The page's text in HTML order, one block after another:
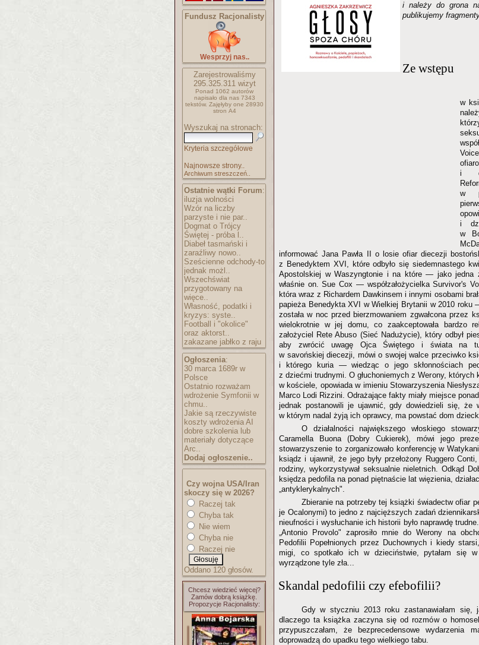
Fundusz Racjonalisty
Wesprzyj nas..
Zarejestrowaliśmy
295.325.311wizyt
Ponad 1062 autorów
napisało dla nas 7343
tekstów. Zajęłyby one 28930
stron A4
Wyszukaj na stronach:
Kryteria szczegółowe
Najnowsze strony..
Archiwum streszczeń..
Ostatnie wątki Forum:
iluzja wolności
Wzór na liczby
parzyste i nie par..
Dogmat o Trójcy
Świętej - próba l..
Diabeł tasmański i
zaraźliwy nowo..
Sześcienne odchody-to
jednak możl..
Wszechświat
przygotowany na
więce..
Własność, podatki i
kryzys: syste..
Football i "okolice"
oraz aktorst..
zakazane jabłko z raju
Ogłoszenia:
30 marca 1689r w
Polsce
Ostatnio rozważam
wdrożenie Symfonii w
chmu..
Jakie są rzeczywiste
koszty wdrożenia AI
dobre szkolenia lub
materiały dotyczące
Arc..
Dodaj ogłoszenie..
Czy wojna USA/Iran
skoczy się w 2026?
Raczej tak
Chyba tak
Nie wiem
Chyba nie
Raczej nie
Oddano 120 głosów.
Chcesz wiedzieć więcej?
Zamów dobrą książkę.
Propozycje Racjonalisty:
i należy do grona
publikujemy
Ze wstępu
w
i
w
i
w
informować Jana Pawła II o losie ofiar diecezji
z Benedyktem XVI, które odbyło się siedemnastego
Apostolskiej w Waszyngtonie i na które — jako jedna
właśnie on. Sue Cox — współzałożycielka Survivor's
która wraz z Richardem Dawkinsem i innymi osobami
papieża Benedykta XVI w Wielkiej Brytanii w 2010
została w noc przed bierzmowaniem zgwałcona przez
wielokrotnie w jej domu, co zaakceptowała bardzo
założyciel Rete Abuso (Sieć Nadużycie), który odbył
aby zwrócić uwagę Ojca Świętego i świata na
w savońskiej diecezji, mówi o swojej walce przeciwko
i którego kuria — wiedząc o jego skłonnościach
z dziećmi trudnymi. O głuchoniemych z Werony, których
w kościele, opowiada w imieniu Stowarzyszenia
Marco Lodi Rizzini. Odrażające fakty miały miejsce
jednak postanowili je ujawnić, gdy dowiedzieli się, że
w którym nadal żyją ich oprawcy, ma powstać dom
O działalności największego włoskiego
Caramella Buona (Dobry Cukierek), mówi jego
stowarzyszenie to zorganizowało konferencję w
ksiądz i ujawnił, że jego były przełożony Ruggero
rodziny, wykorzystywał seksualnie nieletnich. Odkąd
księdza pedofila na ponad piętnaście lat więzienia,
„antyklerykalnych".
Zbieranie na potrzeby tej książki świadectw ofiar
je Ocalonymi) to jedno z najcięższych zadań
nieufności i wysłuchanie ich historii było naprawdę
„Antonio Provolo" zaprosiło mnie do Werony na
Pedofilii Popełnionych przez Duchownych i kiedy
migi, co spotkało ich w dzieciństwie, pytałam się
wyrządzone tyle zła...
Skandal pedofilii czy efebofilii?
Gdy w styczniu 2013 roku zastanawiałam się,
dlaczego ta książka zaczyna się od rozmów o
przypuszczałam, że bezprecedensowe wydarzenia
doprowadzą do upadku tego wielkiego tabu.